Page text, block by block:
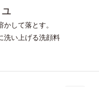
して落とす。
洗い上げる洗顔料